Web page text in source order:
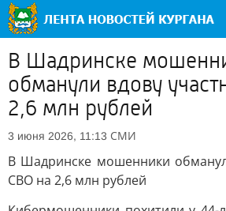
В Шадринске
обманули вдову
2,6 млн рублей
3 июня 2026, 11:13 СМИ
В Шадринске мошенники
СВО на 2,6 млн рублей